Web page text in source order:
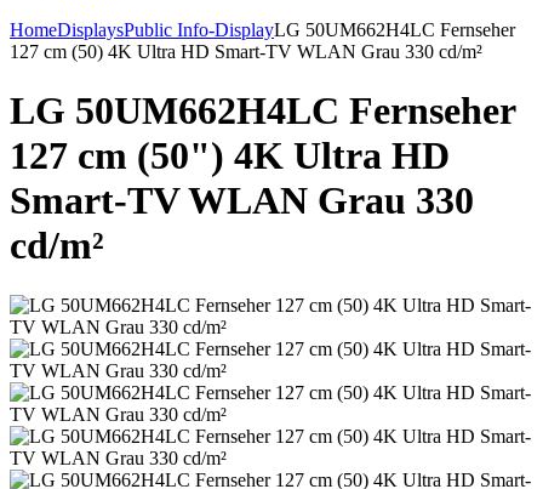
HomeDisplaysPublic Info-DisplayLG 50UM662H4LC Fernseher
127 cm (50) 4K Ultra HD Smart-TV WLAN Grau 330 cd/m²
LG 50UM662H4LC Fernseher
127 cm (50") 4K Ultra HD
Smart-TV WLAN Grau 330
cd/m²